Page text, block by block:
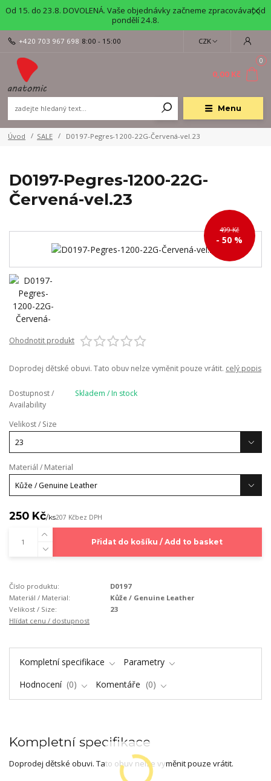
Od 15. do 23.8. DOVOLENÁ. Vaše objednávky začneme zpracovávat od
pondělí 24.8.
Menu
CZK
+420 703 967 698 8:00 - 15:00
0
0,00 Kč
Úvod SALE D0197-Pegres-1200-22G-Červená-vel.23
D0197-Pegres-1200-22G-
Červená-vel.23
499 Kč
- 50 %
Ohodnotit produkt
Doprodej dětské obuvi. Tato obuv nelze vyměnit pouze vrátit. celý popis
Dostupnost /
Availability
Skladem / In stock
Velikost / Size
Materiál / Material
250 Kč/ks207 Kčbez DPH
Přidat do košíku / Add to basket
Číslo produktu:
D0197
Materiál / Material:
Kůže / Genuine Leather
Velikost / Size:
23
Hlídat cenu / dostupnost
Kompletní specifikace
Parametry
Hodnocení
0 Komentáře 0
Kompletní specifikace
Doprodej dětské obuvi. Tato obuv nelze vyměnit pouze vrátit.